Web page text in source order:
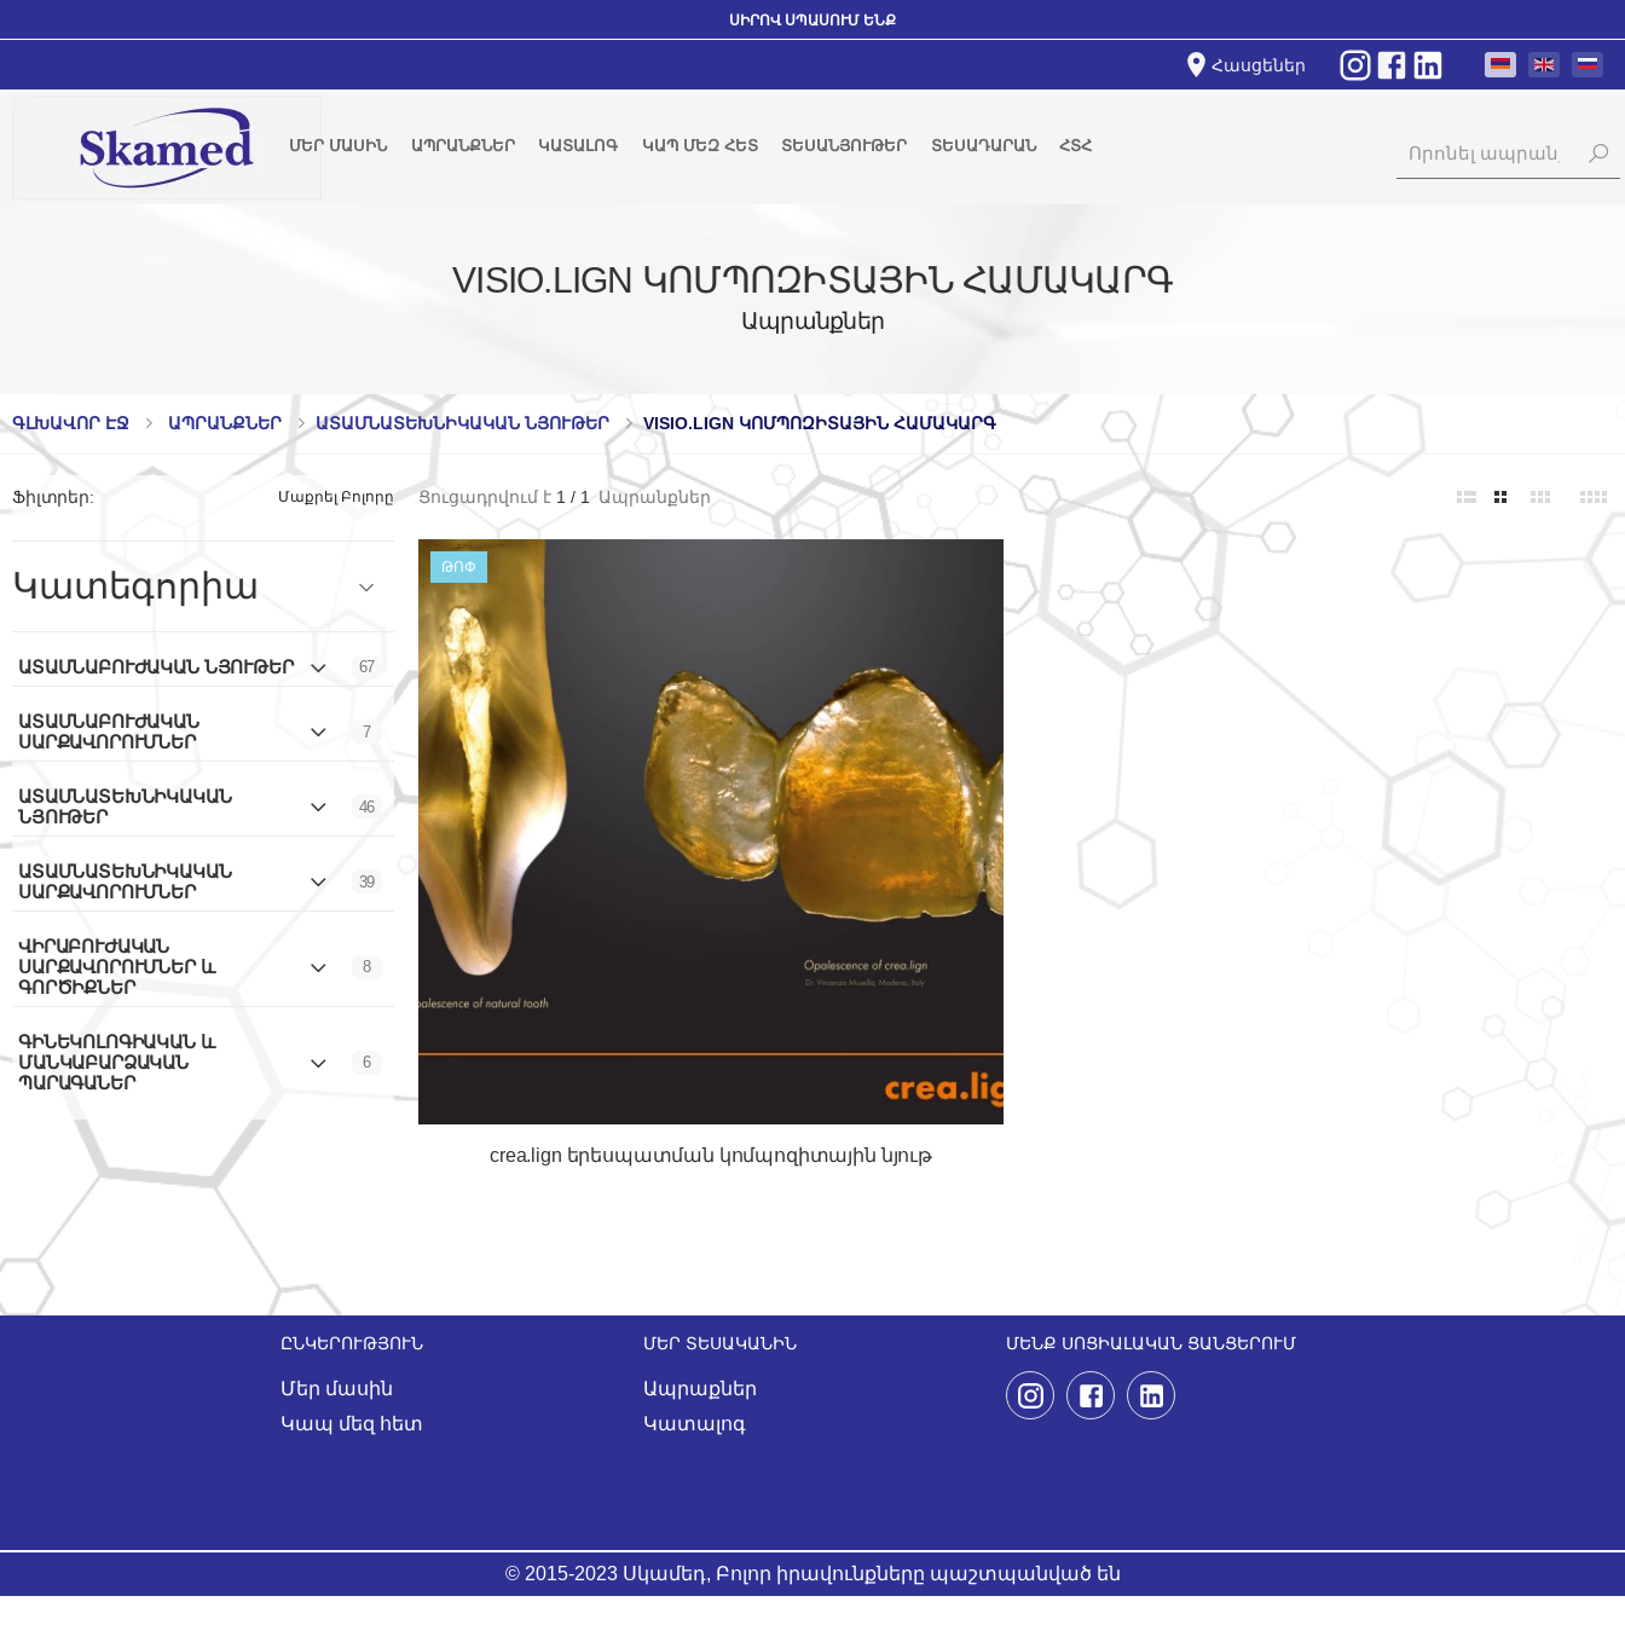
ՍԻՐՈՎ ՍՊԱՍՈՒՄ ԵՆՔ
Հասցեներ
ՄԵՐ ՄԱՍԻՆ ԱՊՐԱՆՔՆԵՐ ԿԱՏԱԼՈԳ ԿԱՊ ՄԵԶ ՀԵՏ ՏԵՍԱՆՅՈՒԹԵՐ ՏԵՍԱԴԱՐԱՆ ՀՏՀ
VISIO.LIGN ԿՈՄՊՈԶԻՏԱՅԻՆ ՀԱՄԱԿԱՐԳ
Ապրանքներ
ԳԼԽԱՎՈՐ ԷՋ ԱՊՐԱՆՔՆԵՐ ԱՏԱՄՆԱՏԵԽՆԻԿԱԿԱՆ ՆՅՈՒԹԵՐ VISIO.LIGN ԿՈՄՊՈԶԻՏԱՅԻՆ ՀԱՄԱԿԱՐԳ
Ցուցադրվում է 1 / 1 Ապրանքներ
ԹՈՓ
crea.lign երեսպատման կոմպոզիտային նյութ
Ֆիլտրեր: Մաքրել Բոլորը
Կատեգորիա
ԱՏԱՄՆԱԲՈՒԺԱԿԱՆ ՆՅՈՒԹԵՐ 67
ԱՏԱՄՆԱԲՈՒԺԱԿԱՆ
ՍԱՐՔԱՎՈՐՈՒՄՆԵՐ
7
ԱՏԱՄՆԱՏԵԽՆԻԿԱԿԱՆ
ՆՅՈՒԹԵՐ
46
ԱՏԱՄՆԱՏԵԽՆԻԿԱԿԱՆ
ՍԱՐՔԱՎՈՐՈՒՄՆԵՐ
39
ՎԻՐԱԲՈՒԺԱԿԱՆ
ՍԱՐՔԱՎՈՐՈՒՄՆԵՐ և
ԳՈՐԾԻՔՆԵՐ
8
ԳԻՆԵԿՈԼՈԳԻԱԿԱՆ և
ՄԱՆԿԱԲԱՐՁԱԿԱՆ
ՊԱՐԱԳԱՆԵՐ
6
ԸՆԿԵՐՈՒԹՅՈՒՆ
Մեր մասին
Կապ մեզ հետ
ՄԵՐ ՏԵՍԱԿԱՆԻՆ
Ապրաքներ
Կատալոգ
ՄԵՆՔ ՍՈՑԻԱԼԱԿԱՆ ՑԱՆՑԵՐՈՒՄ
© 2015-2023 Սկամեդ, Բոլոր իրավունքները պաշտպանված են